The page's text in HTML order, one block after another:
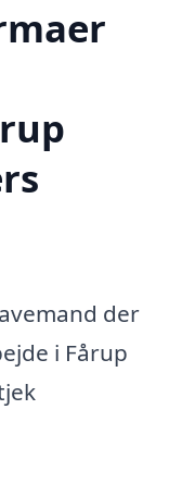
der
i Fårup